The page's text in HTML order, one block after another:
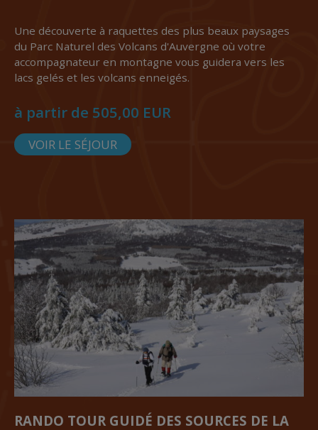
Une découverte à raquettes des plus beaux paysages
du Parc Naturel des Volcans d'Auvergne où votre
accompagnateur en montagne vous guidera vers les
lacs gelés et les volcans enneigés.
à partir de 505,00 EUR
VOIR LE SÉJOUR
RANDO TOUR GUIDÉ DES SOURCES DE LA